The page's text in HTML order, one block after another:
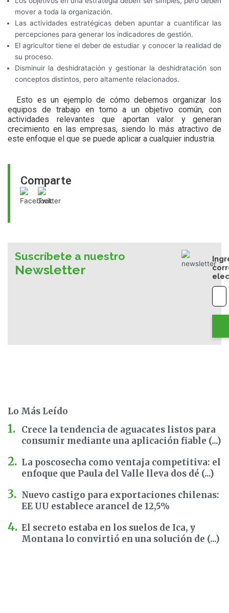
Comparte
mover a toda la organización.
Las actividades estratégicas deben apuntar a cuantificar las
percepciones para generar los indicadores de gestión.
El agricultor tiene el deber de estudiar y conocer la realidad de
su proceso.
Disminuir la deshidratación y gestionar la deshidratación son
conceptos distintos, pero altamente relacionados.
Esto es un ejemplo de cómo debemos organizar los
equipos de trabajo en torno a un objetivo común, con
actividades relevantes que aportan valor y generan
crecimiento en las empresas, siendo lo más atractivo de
este enfoque el que se puede aplicar a cualquier industria.
Suscríbete a nuestro
Newsletter
Lo Más Leído
Crece la tendencia de aguacates listos para
consumir mediante una aplicación fiable (...)
La poscosecha como ventaja competitiva: el
enfoque que Paula del Valle lleva dos dé (...)
Nuevo castigo para exportaciones chilenas:
EE UU establece arancel de 12,5%
El secreto estaba en los suelos de Ica, y
Montana lo convirtió en una solución de (...)